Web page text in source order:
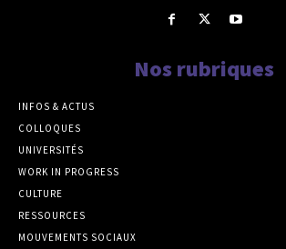
Nos rubriques
INFOS & ACTUS
COLLOQUES
UNIVERSITÉS
WORK IN PROGRESS
CULTURE
RESSOURCES
MOUVEMENTS SOCIAUX